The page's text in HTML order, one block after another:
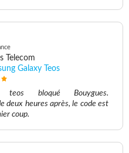
Telecom
Galaxy Teos
teos bloqué Bouygues.
deux heures après, le code est
coup.